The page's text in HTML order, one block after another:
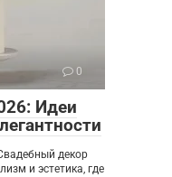
0
Идеи
декор
и эстетика, где